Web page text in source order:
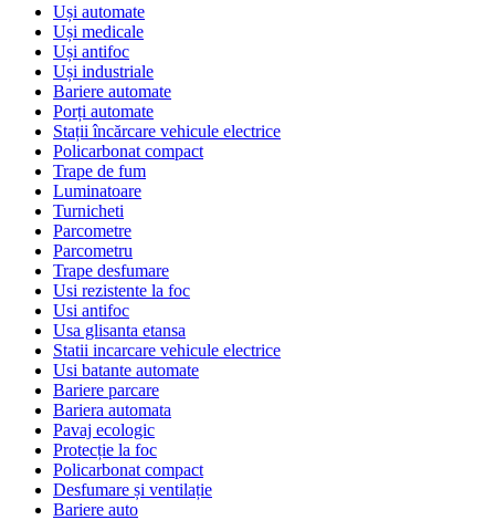
Uși automate
Uși medicale
Uși antifoc
Uși industriale
Bariere automate
Porți automate
Stații încărcare vehicule electrice
Policarbonat compact
Trape de fum
Luminatoare
Turnicheti
Parcometre
Parcometru
Trape desfumare
Usi rezistente la foc
Usi antifoc
Usa glisanta etansa
Statii incarcare vehicule electrice
Usi batante automate
Bariere parcare
Bariera automata
Pavaj ecologic
Protecție la foc
Policarbonat compact
Desfumare și ventilație
Bariere auto